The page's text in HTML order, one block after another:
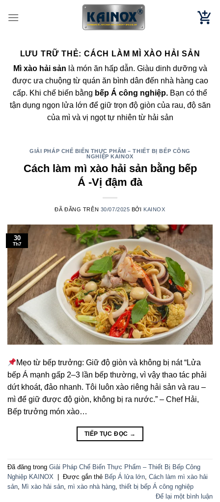
đến
LƯU TRỮ THẺ: CÁCH LÀM MÌ XÀO HẢI SẢN
Mì xào hải sản là món ăn hấp dẫn. Giàu dinh dưỡng và
được ưa chuộng từ quán ăn bình dân đến nhà hàng cao
cấp. Khi chế biến bằng bếp Á công nghiệp. Bạn có thể
tận dụng ngọn lửa lớn để giữ trọn độ giòn của rau, độ săn
của mì và vị ngọt tự nhiên từ hải sản
GIẢI PHÁP CHẾ BIẾN THỰC PHẨM – THIẾT BỊ BẾP CÔNG
NGHIỆP KAINOX
Cách làm mì xào hải sản bằng bếp
Á -Vị đậm đà
ĐÃ ĐĂNG TRÊN 30/07/2025 BỞI KAINOX
30
Th7
Mẹo từ bếp trưởng: Giữ độ giòn và không bị nát “Lửa
bếp Á mạnh gấp 2–3 lần bếp thường, vì vậy thao tác phải
dứt khoát, đảo nhanh. Tôi luôn xào riêng hải sản và rau –
mì để giữ được độ giòn, không bị ra nước.” – Chef Hải,
Bếp trưởng món xào…
TIẾP TỤC ĐỌC →
Đã đăng trong Giải Pháp Chế Biến Thực Phẩm – Thiết Bị Bếp Công
Nghiệp KAINOX
Được gắn thẻ Bếp Á lửa lớn, Cách làm mì xào hải
sản, Mì xào hải sản, mì xào nhà hàng, thiết bị bếp Á công nghiệp
Để lại một bình luận